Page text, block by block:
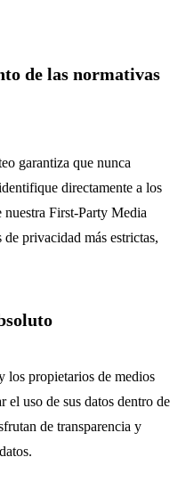
de las normativas
garantiza que nunca
directamente a los
nuestra First-Party Media
privacidad más estrictas,
los propietarios de medios
el uso de sus datos dentro de
de transparencia y